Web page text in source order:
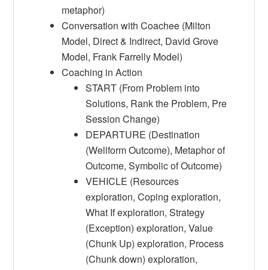
metaphor)
Conversation with Coachee (Milton
Model, Direct & Indirect, David Grove
Model, Frank Farrelly Model)
Coaching in Action
START (From Problem into
Solutions, Rank the Problem, Pre
Session Change)
DEPARTURE (Destination
(Wellform Outcome), Metaphor of
Outcome, Symbolic of Outcome)
VEHICLE (Resources
exploration, Coping exploration,
What If exploration, Strategy
(Exception) exploration, Value
(Chunk Up) exploration, Process
(Chunk down) exploration,